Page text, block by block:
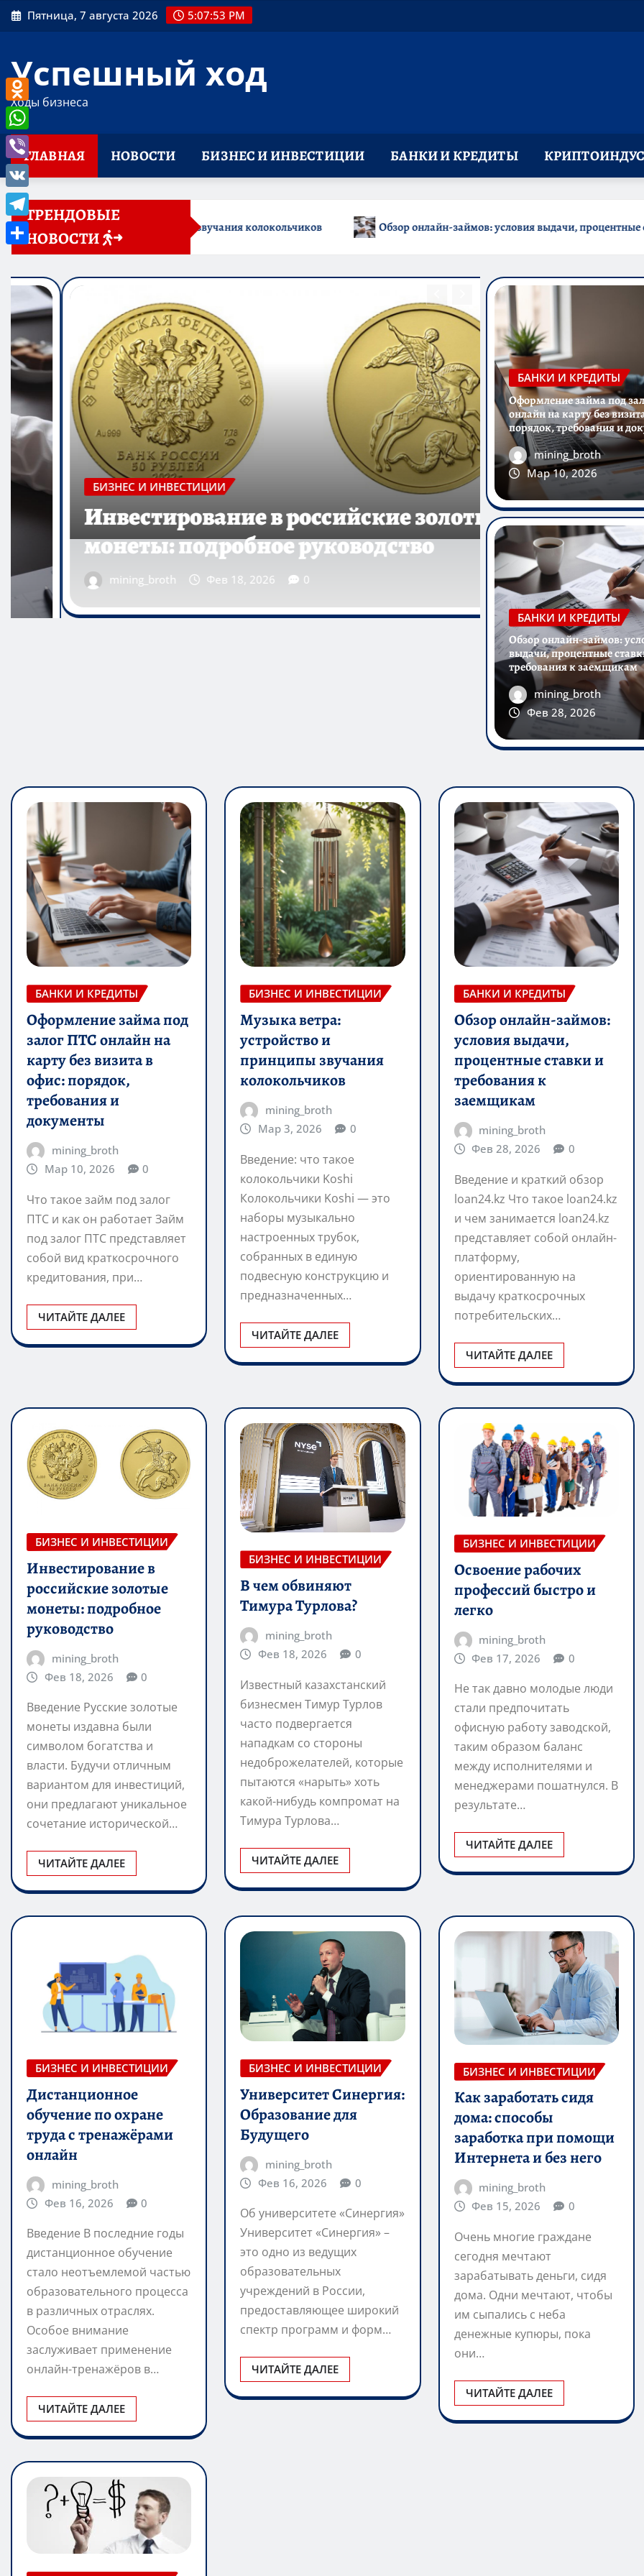
Перейти
к
Пятница, 7 августа 2026 5:07:54 PM
Успешный ход
Ходы бизнеса
ГЛАВНАЯ НОВОСТИ БИЗНЕС И ИНВЕСТИЦИИ БАНКИ И КРЕДИТЫ
ТРЕНДОВЫЕ
НОВОСТИ
колокольчиков Обзор онлайн-займов: условия выдачи, процентные ставки и требования к заемщикам
золотые
БИЗНЕС И ИНВЕСТИЦИИ
В чем обвиняют Тимура Турлова?
mining_broth
БАНКИ И КРЕДИТЫ
Оформление займа под
онлайн на карту без
порядок, требования и
mining_broth
Мар 10, 2026
БАНКИ И КРЕДИТЫ
Обзор онлайн-займов:
выдачи, процентные
требования к заемщикам
mining_broth
Фев 28, 2026
БАНКИ И КРЕДИТЫ
Оформление займа под
залог ПТС онлайн на
карту без визита в
офис: порядок,
требования и
документы
mining_broth
Мар 10, 2026
0
Что такое займ под залог
ПТС и как он работает Займ
под залог ПТС представляет
собой вид краткосрочного
кредитования, при…
ЧИТАЙТЕ ДАЛЕЕ
БИЗНЕС И ИНВЕСТИЦИИ
Музыка ветра:
устройство и
принципы звучания
колокольчиков
mining_broth
Мар 3, 2026
0
Введение: что такое
колокольчики Koshi
Колокольчики Koshi — это
наборы музыкально
настроенных трубок,
собранных в единую
подвесную конструкцию и
предназначенных…
ЧИТАЙТЕ ДАЛЕЕ
БАНКИ И КРЕДИТЫ
Обзор онлайн-займов:
условия выдачи,
процентные ставки и
требования к
заемщикам
mining_broth
Фев 28, 2026
0
Введение и краткий обзор
loan24.kz Что такое loan24.kz
и чем занимается loan24.kz
представляет собой онлайн-
платформу,
ориентированную на
выдачу краткосрочных
потребительских…
ЧИТАЙТЕ ДАЛЕЕ
БИЗНЕС И ИНВЕСТИЦИИ
Инвестирование в
российские золотые
монеты: подробное
руководство
mining_broth
Фев 18, 2026
0
Введение Русские золотые
монеты издавна были
символом богатства и
власти. Будучи отличным
вариантом для инвестиций,
они предлагают уникальное
сочетание исторической…
ЧИТАЙТЕ ДАЛЕЕ
БИЗНЕС И ИНВЕСТИЦИИ
В чем обвиняют
Тимура Турлова?
mining_broth
Фев 18, 2026
0
Известный казахстанский
бизнесмен Тимур Турлов
часто подвергается
нападкам со стороны
недоброжелателей, которые
пытаются «нарыть» хоть
какой-нибудь компромат на
Тимура Турлова…
ЧИТАЙТЕ ДАЛЕЕ
БИЗНЕС И ИНВЕСТИЦИИ
Освоение рабочих
профессий быстро и
легко
mining_broth
Фев 17, 2026
0
Не так давно молодые люди
стали предпочитать
офисную работу заводской,
таким образом баланс
между исполнителями и
менеджерами пошатнулся. В
результате…
ЧИТАЙТЕ ДАЛЕЕ
БИЗНЕС И ИНВЕСТИЦИИ
Дистанционное
обучение по охране
труда с тренажёрами
онлайн
mining_broth
Фев 16, 2026
0
Введение В последние годы
дистанционное обучение
стало неотъемлемой частью
образовательного процесса
в различных отраслях.
Особое внимание
заслуживает применение
онлайн-тренажёров в…
ЧИТАЙТЕ ДАЛЕЕ
БИЗНЕС И ИНВЕСТИЦИИ
Университет Синергия:
Образование для
Будущего
mining_broth
Фев 16, 2026
0
Об университете «Синергия»
Университет «Синергия» –
это одно из ведущих
образовательных
учреждений в России,
предоставляющее широкий
спектр программ и форм…
ЧИТАЙТЕ ДАЛЕЕ
БИЗНЕС И ИНВЕСТИЦИИ
Как заработать сидя
дома: способы
заработка при помощи
Интернета и без него
mining_broth
Фев 15, 2026
0
Очень многие граждане
сегодня мечтают
зарабатывать деньги, сидя
дома. Одни мечтают, чтобы
им сыпались с неба
денежные купюры, пока
они…
ЧИТАЙТЕ ДАЛЕЕ
Odnoklassniki
WhatsApp
Viber
VK
Telegram
Отправить